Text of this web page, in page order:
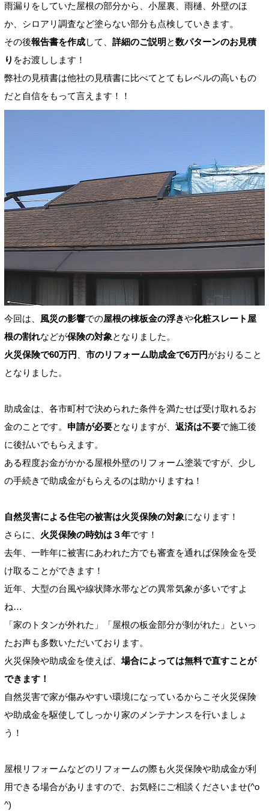
雨漏りをしていた屋根の部分から、小屋裏、雨樋、外壁のほ
か、シロアリ調査など塗らない部分も点検していきます。
その後報告書を作成して、 詳細のご説明 と数パターンのお見積
り をお渡しします！
弊社の見積書は他社の見積書に比べてとてもレベルの高いもの
だと自信をもって言えます！！
今回は、 風災の影響での屋根の棟板金の浮きや化粧スレート屋
根の割れなどが保険の対象となりました。
火災保険で60万円
市のリフォーム助成金で6万円がおりること
となりました。
助成金は、各市町村で決められた条件を満たせば受け取れるお
金のことです。 申請が必要となりますが、 返済は不要で施工後
に後払いでもらえます。
ある程度お金がかかる屋根外壁のリフォーム塗装ですが、少し
の手続きで助成金がもらえるのは助かりますね！
自然災害による住宅の被害は火災保険の対象になります！
さらに、 火災保険の時効は３年です！
去年、一昨年に被害にあわれた方でも審査を通れば保険金を受
け取ることができます！
近年、大型の台風や線状降水帯などの異常気象が多いですよ
ね…
「家のトタンが外れた」「屋根の板金部分が剝がれた」といっ
たお声も多数いただいております。
火災保険や助成金を使えば、場合によっては無料で直すことが
できます！
自然災害で家が傷みやすい環境になっているからこそ火災保険
や助成金を駆使してしっかり家のメンテナンスを行いましょ
う！
屋根リフォームなどのリフォームの際も火災保険や助成金が利
用できる場合がありますので、お気軽にご相談くださいませ(^o
^)